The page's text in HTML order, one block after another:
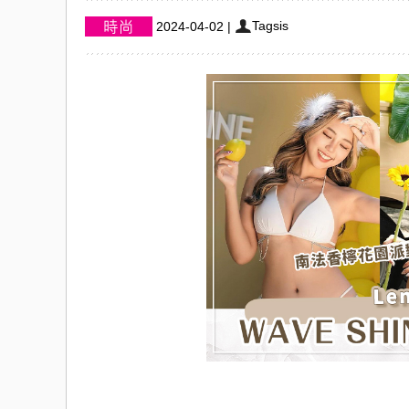
2024-04-02 | Tagsis